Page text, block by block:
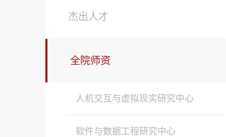
杰出人才
全院师资
人机交互与虚拟现实研究中心
软件与数据工程研究中心